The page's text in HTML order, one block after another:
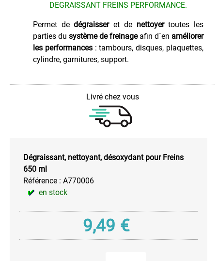
DEGRAISSANT FREINS PERFORMANCE.
Permet dedégraisseret de nettoyertoutes les
parties du système de freinageafin d´en améliorer
les performances: tambours, disques, plaquettes,
cylindre, garnitures, support.
Livré chez vous
Dégraissant, nettoyant, désoxydant pour Freins
650 ml
Référence : A770006
en stock
9,49 €
Entretien
Extérieur
Entretien
Intérieur
-
Tissus
Peintures
Carrosserie
Pour